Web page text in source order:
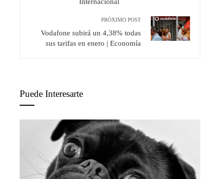
PRÓXIMO POST
Vodafone subirá un 4,38% todas
sus tarifas en enero | Economía
Puede Interesarte